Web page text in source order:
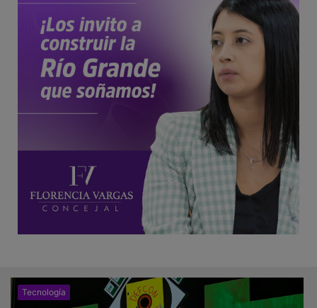
Tecnología